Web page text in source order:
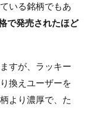
いる銘柄でもあ
で発売されたほど
すが、ラッキー
換えユーザーを
より濃厚で、た